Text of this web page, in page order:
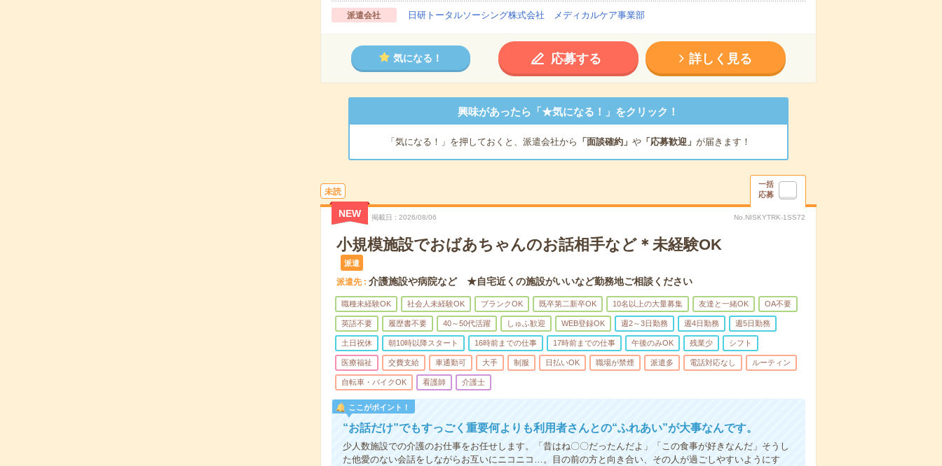
派遣会社 日研トータルソーシング株式会社 メディカルケア事業部
気になる！ 応募する 詳しく見る
興味があったら「★気になる！」をクリック！
「気になる！」を押しておくと、派遣会社から 「面談確約」 や「応募歓迎」 が届きます！
未読
一括
応募
NEW 掲載日 2026/08/06 No.NISKYTRK-1SS72
小規模施設でおばあちゃんのお話相手など＊未経験OK
派遣
派遣先 介護施設や病院など ★自宅近くの施設がいいなど勤務地ご相談ください
職種未経験OK 社会人未経験OK ブランクOK 既卒第二新卒OK 10名以上の大量募集 友達と一緒OK OA不要
英語不要 履歴書不要 40～50代活躍 しゅふ歓迎 WEB登録OK 週2～3日勤務 週4日勤務 週5日勤務
土日祝休 朝10時以降スタート 16時前までの仕事 17時前までの仕事 午後のみOK 残業少 シフト
医療福祉 交費支給 車通勤可 大手 制服 日払いOK 職場が禁煙 派遣多 電話対応なし ルーティン
自転車・バイクOK 看護師 介護士
ここがポイント！
“お話だけ”でもすっごく重要何よりも利用者さんとの“ふれあい”が大事なんです。
少人数施設での介護のお仕事をお任せします。「昔はね〇〇だったんだよ」「この食事が好きなんだ」そうし
た他愛のない会話をしながらお互いにニコニコ…。目の前の方と向き合い、その人が過ごしやすいようにす